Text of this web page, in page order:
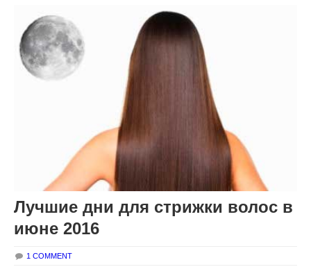
Лучшие дни для стрижки волос в
июне 2016
1 COMMENT